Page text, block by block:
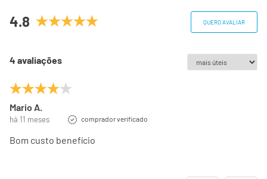
4.8 QUERO AVALIAR
4 avaliações
Mario A.
há 11 meses comprador verificado
Bom custo benefício